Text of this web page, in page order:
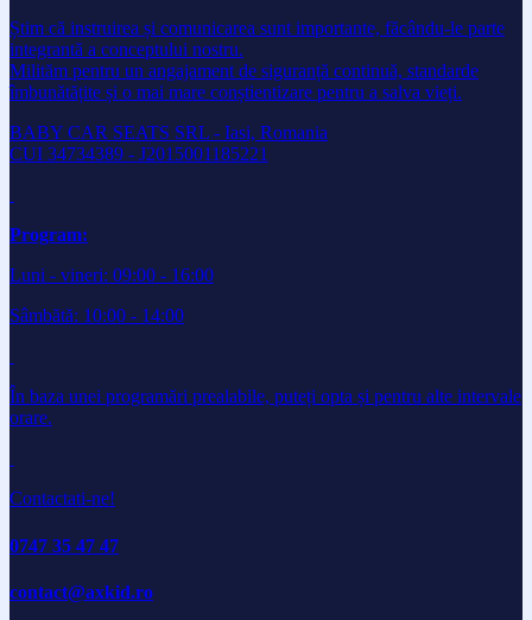
Știm că instruirea și comunicarea sunt importante, făcându-le parte
integrantă a conceptului nostru.
Milităm pentru un angajament de siguranță continuă, standarde
îmbunătățite și o mai mare conștientizare pentru a salva vieți.
BABY CAR SEATS SRL - Iasi, Romania
CUI 34734389 - J2015001185221
Program:
Luni - vineri: 09:00 - 16:00
Sâmbătă: 10:00 - 14:00
În baza unei programări prealabile, puteți opta și pentru alte intervale
orare.
Contactati-ne!
0747 35 47 47
contact@axkid.ro